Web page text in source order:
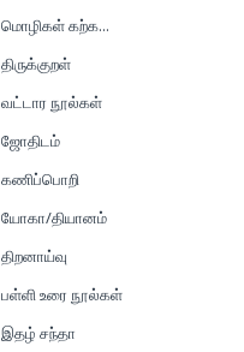
மொழிகள் கற்க...
திருக்குறள்
வட்டார நூல்கள்
ஜோதிடம்
கணிப்பொறி
யோகா/தியானம்
திறனாய்வு
பள்ளி உரை நூல்கள்
இதழ் சந்தா